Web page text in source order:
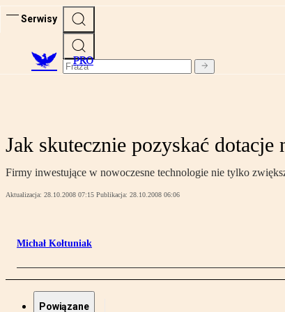
Serwisy
PRO
Jak skutecznie pozyskać
Firmy inwestujące w nowoczesne technologie nie tylko
Aktualizacja: 28.10.2008 07:15 Publikacja: 28.10.2008 06:06
Michał Kołtuniak
Powiązane